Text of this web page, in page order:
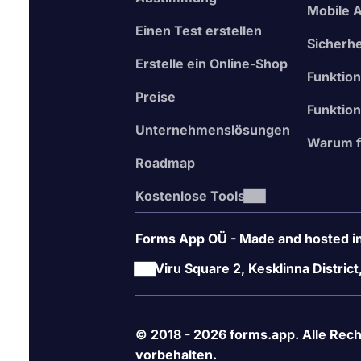
Gehen Sie zur Registerkarte „Design“ und
Teilen Sie Ihr Online-Bewerbungsformular
Beginnen Sie mit kostenlosen Vorlagen
Ganz gleich, ob Sie ein Bewerbungsformular
forms.app bietet Ihnen kostenlos hochwertige
Fragen oder Formularfelder, die Sie
Zeit und können in kürzerer Zeit bessere
kostenlosen Formularmuster, um professionelle
Einen Test erstellen
Erstelle ein Online-Shop
Preise
Unternehmenslösungen
Roadmap
Kostenlose Tools
Mobile
Warum
Forms App OÜ - Made and hosted
Viru Square 2, Kesklinna
© 2018 - 2026 forms.app. Alle
vorbehalten.